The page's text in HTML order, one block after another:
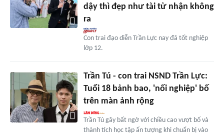
dậy thì đẹp như tài tử nhận không
ra
Con trai đạo diễn Trần Lực nay đã tốt nghiệp
lớp 12.
Trần Tú - con trai NSND Trần Lực:
Tuổi 18 bảnh bao, 'nối nghiệp' bố
trên màn ảnh rộng
Trần Tú gây bất ngờ với chiều cao vượt bố và
thành tích học tập ấn tượng khi chuẩn bị vào